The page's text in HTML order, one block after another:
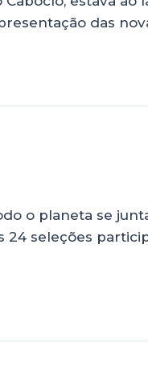
das
o planeta se
24 seleções